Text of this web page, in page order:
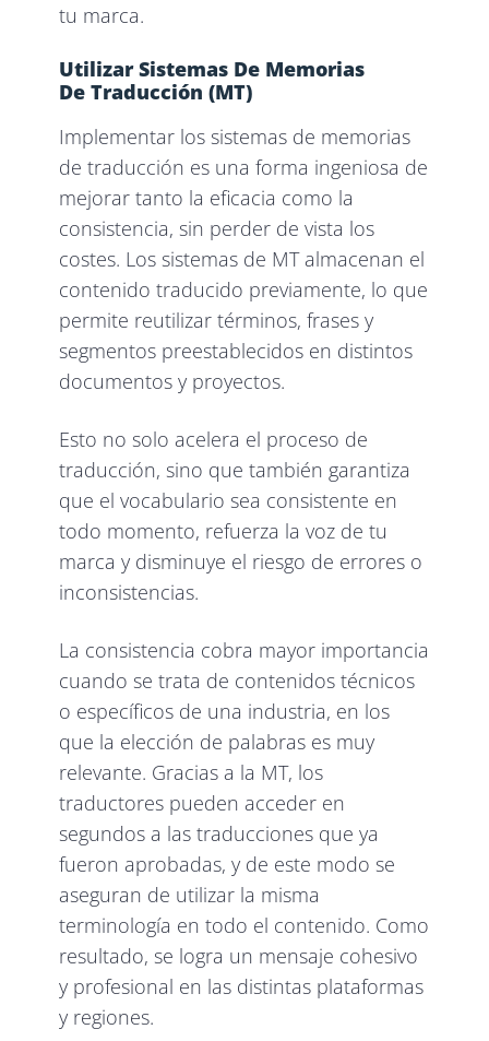
tu marca.
Utilizar Sistemas De Memorias
De Traducción (MT)
Implementar los sistemas de memorias
de traducción es una forma ingeniosa de
mejorar tanto la eficacia como la
consistencia, sin perder de vista los
costes. Los sistemas de MT almacenan el
contenido traducido previamente, lo que
permite reutilizar términos, frases y
segmentos preestablecidos en distintos
documentos y proyectos.
Esto no solo acelera el proceso de
traducción, sino que también garantiza
que el vocabulario sea consistente en
todo momento, refuerza la voz de tu
marca y disminuye el riesgo de errores o
inconsistencias.
La consistencia cobra mayor importancia
cuando se trata de contenidos técnicos
o específicos de una industria, en los
que la elección de palabras es muy
relevante. Gracias a la MT, los
traductores pueden acceder en
segundos a las traducciones que ya
fueron aprobadas, y de este modo se
aseguran de utilizar la misma
terminología en todo el contenido. Como
resultado, se logra un mensaje cohesivo
y profesional en las distintas plataformas
y regiones.